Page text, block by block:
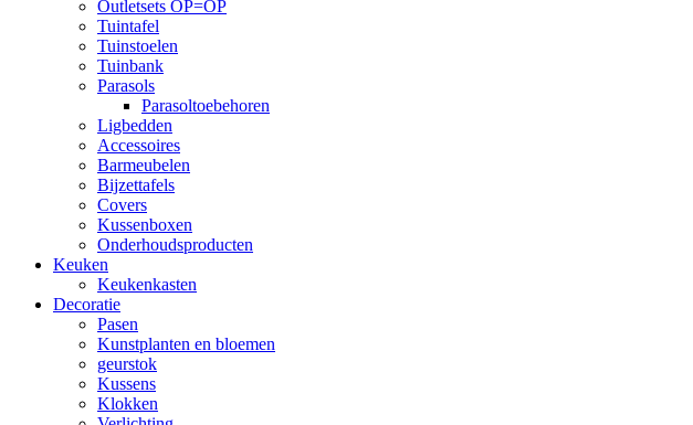
Outletsets OP=OP
Tuintafel
Tuinstoelen
Tuinbank
Parasols
Parasoltoebehoren
Ligbedden
Accessoires
Barmeubelen
Bijzettafels
Covers
Kussenboxen
Onderhoudsproducten
Keuken
Keukenkasten
Decoratie
Pasen
Kunstplanten en bloemen
geurstok
Kussens
Klokken